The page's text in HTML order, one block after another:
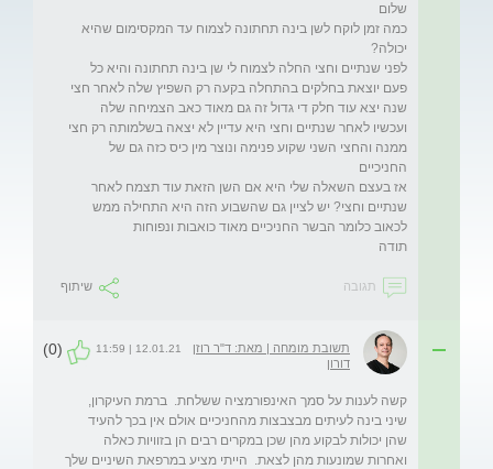
כמה זמן לוקח לשן בינה תחתונה לצמוח עד המקסימום שהיא
לפני שנתיים וחצי החלה לצמוח לי שן בינה תחתונה והיא כל
פעם יוצאת בחלקים בהתחלה בקעה רק השפיץ שלה לאחר חצי
ועכשיו לאחר שנתיים וחצי היא עדיין לא יצאה בשלמותה רק חצי
ממנה והחצי השני שקוע פנימה ונוצר מין כיס כזה גם של
אז בעצם השאלה שלי היא אם השן הזאת עוד תצמח לאחר
שנתיים וחצי? יש לציין גם שהשבוע הזה היא התחילה ממש
תודה
תגובה שיתוף
תשובת מומחה | מאת: ד"ר רוזן
דורון
12.01.21 | 11:59
(0)
קשה לענות על סמך האינפורמציה ששלחת.  ברמת העיקרון,
שיני בינה לעיתים מבצבצות מהחניכיים אולם אין בכך להעיד
שהן יכולות לבקוע מהן שכן במקרים רבים הן בזוויות כאלה
ואחרות שמונעות מהן לצאת.  הייתי מציע במרפאת השיניים שלך